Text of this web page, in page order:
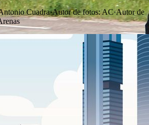
Cuadra·Autor de fotos:AC·Autor de